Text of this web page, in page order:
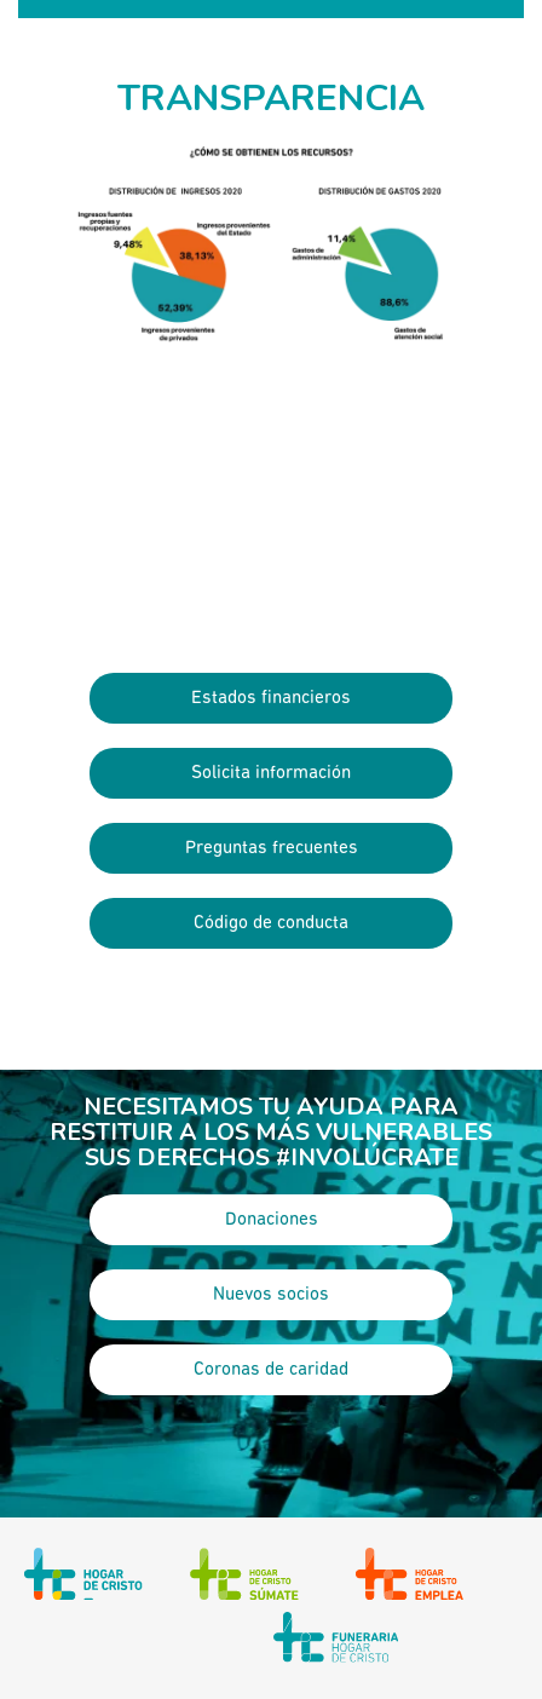
TRANSPARENCIA
Estados financieros
Solicita información
Preguntas frecuentes
Código de conducta
NECESITAMOS TU AYUDA PARA
RESTITUIR A LOS MÁS VULNERABLES
SUS DERECHOS #INVOLÚCRATE
Donaciones
Nuevos socios
Coronas de caridad